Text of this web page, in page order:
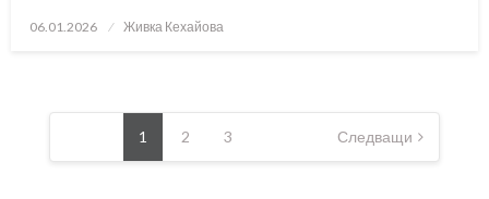
Posted
06.01.2026 Живка Кехайова
Разделяне
публикациите
1 2 3 Следващи